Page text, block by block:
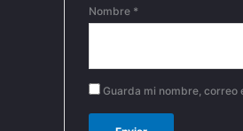
Nombre *
Guarda mi nombre, correo